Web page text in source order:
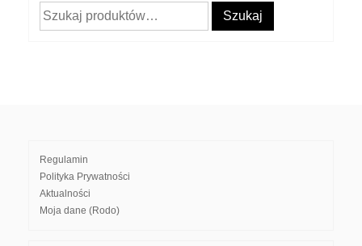
Szukaj: Szukaj
Regulamin
Polityka Prywatności
Aktualności
Moja dane (Rodo)